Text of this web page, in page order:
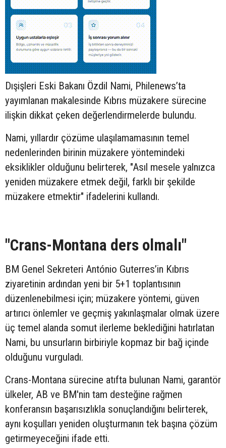
Dışişleri Eski Bakanı Özdil Nami, Philenews’ta
yayımlanan makalesinde Kıbrıs müzakere sürecine
ilişkin dikkat çeken değerlendirmelerde bulundu.
Nami, yıllardır çözüme ulaşılamamasının temel
nedenlerinden birinin müzakere yöntemindeki
eksiklikler olduğunu belirterek, "Asıl mesele yalnızca
yeniden müzakere etmek değil, farklı bir şekilde
müzakere etmektir" ifadelerini kullandı.
"Crans-Montana ders olmalı"
BM Genel Sekreteri António Guterres’in Kıbrıs
ziyaretinin ardından yeni bir 5+1 toplantısının
düzenlenebilmesi için; müzakere yöntemi, güven
artırıcı önlemler ve geçmiş yakınlaşmalar olmak üzere
üç temel alanda somut ilerleme beklediğini hatırlatan
Nami, bu unsurların birbiriyle kopmaz bir bağ içinde
olduğunu vurguladı.
Crans-Montana sürecine atıfta bulunan Nami, garantör
ülkeler, AB ve BM'nin tam desteğine rağmen
konferansın başarısızlıkla sonuçlandığını belirterek,
aynı koşulları yeniden oluşturmanın tek başına çözüm
getirmeyeceğini ifade etti.